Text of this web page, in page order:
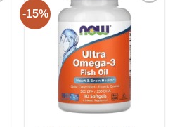
-15%
Ajouter
à la liste
d’envies